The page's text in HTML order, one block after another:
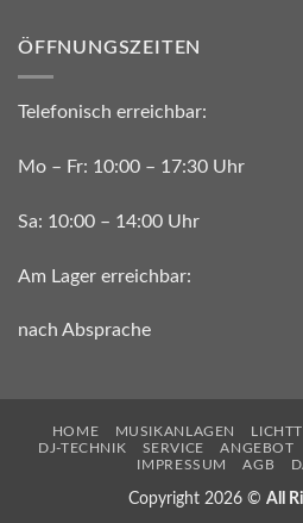
ÖFFNUNGSZEITEN
Telefonisch erreichbar:
Mo – Fr: 10:00 – 17:30 Uhr
Sa: 10:00 – 14:00 Uhr
Am Lager erreichbar:
nach Absprache
HOME MUSIKANLAGEN
DJ-TECHNIK
SERVICE ANGEBOT
IMPRESSUM
AGB
Copyright 2026 © All